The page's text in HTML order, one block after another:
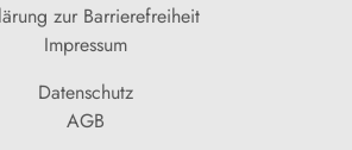
zur Barrierefreiheit
Impressum
Datenschutz
AGB